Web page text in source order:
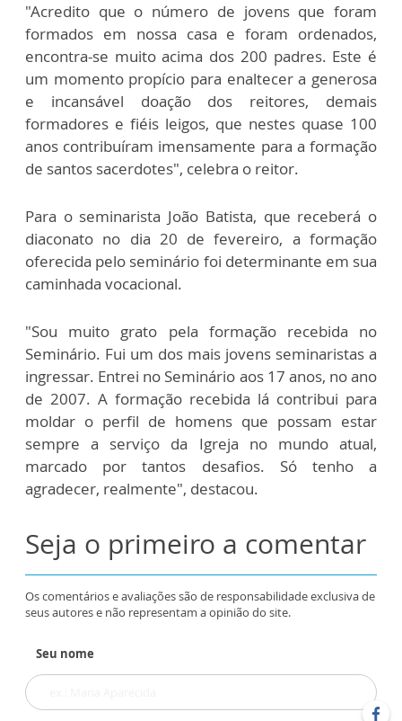
"Acredito que o número de jovens que foram
formados em nossa casa e foram ordenados,
encontra-se muito acima dos 200 padres. Este é
um momento propício para enaltecer a generosa
e incansável doação dos reitores, demais
formadores e fiéis leigos, que nestes quase 100
anos contribuíram imensamente para a formação
de santos sacerdotes", celebra o reitor.
Para o seminarista João Batista, que receberá o
diaconato no dia 20 de fevereiro, a formação
oferecida pelo seminário foi determinante em sua
caminhada vocacional.
"Sou muito grato pela formação recebida no
Seminário. Fui um dos mais jovens seminaristas a
ingressar. Entrei no Seminário aos 17 anos, no ano
de 2007. A formação recebida lá contribui para
moldar o perfil de homens que possam estar
sempre a serviço da Igreja no mundo atual,
marcado por tantos desafios. Só tenho a
agradecer, realmente", destacou.
Seja o primeiro a comentar
Os comentários e avaliações são de responsabilidade exclusiva de
seus autores e não representam a opinião do site.
Seu nome